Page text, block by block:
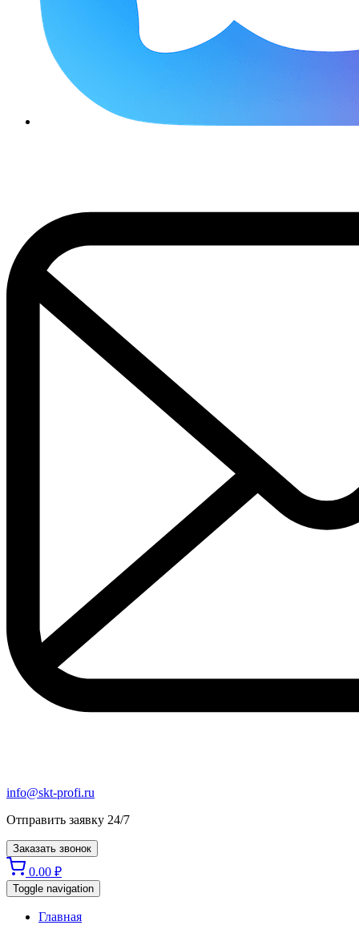
info@skt-profi.ru
Отправить заявку 24/7
Заказать звонок
0.00 ₽
Toggle navigation
Главная